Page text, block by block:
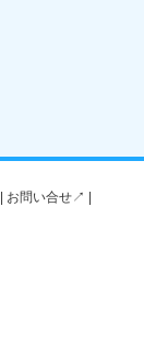
お問い合せ↗️